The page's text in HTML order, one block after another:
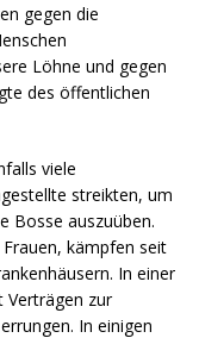
gegen die
Löhne und gegen
des öffentlichen
viele
streikten, um
Bosse auszuüben.
kämpfen seit
In einer
Verträgen zur
In einigen